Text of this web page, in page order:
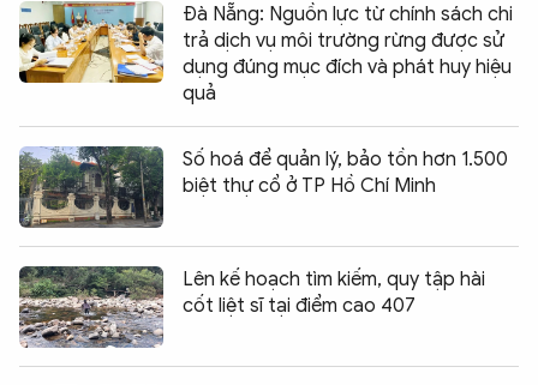
Đà Nẵng: Nguồn lực từ chính sách chi
trả dịch vụ môi trường rừng được sử
dụng đúng mục đích và phát huy hiệu
quả
Số hoá để quản lý, bảo tồn hơn 1.500
biệt thự cổ ở TP Hồ Chí Minh
Lên kế hoạch tìm kiếm, quy tập hài
cốt liệt sĩ tại điểm cao 407